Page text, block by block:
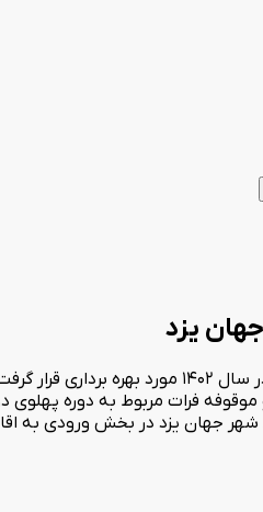
یزد
اقامتگاه سنتی شهر جهان یزد